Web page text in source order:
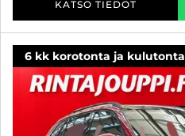
KATSO TIEDOT
6 kk korotonta ja kulutonta